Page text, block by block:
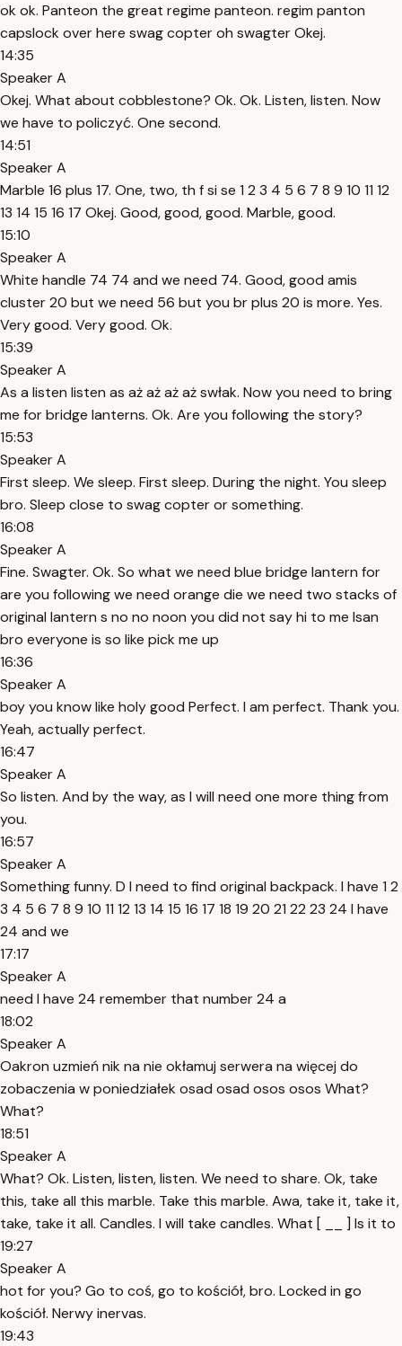
ok ok. Panteon the great regime panteon. regim panton
capslock over here swag copter oh swagter Okej.
14:35
Speaker A
Okej. What about cobblestone? Ok. Ok. Listen, listen. Now
we have to policzyć. One second.
14:51
Speaker A
Marble 16 plus 17. One, two, th f si se 1 2 3 4 5 6 7 8 9 10 11 12
13 14 15 16 17 Okej. Good, good, good. Marble, good.
15:10
Speaker A
White handle 74 74 and we need 74. Good, good amis
cluster 20 but we need 56 but you br plus 20 is more. Yes.
Very good. Very good. Ok.
15:39
Speaker A
As a listen listen as aż aż aż aż swłak. Now you need to bring
me for bridge lanterns. Ok. Are you following the story?
15:53
Speaker A
First sleep. We sleep. First sleep. During the night. You sleep
bro. Sleep close to swag copter or something.
16:08
Speaker A
Fine. Swagter. Ok. So what we need blue bridge lantern for
are you following we need orange die we need two stacks of
original lantern s no no noon you did not say hi to me Isan
bro everyone is so like pick me up
16:36
Speaker A
boy you know like holy good Perfect. I am perfect. Thank you.
Yeah, actually perfect.
16:47
Speaker A
So listen. And by the way, as I will need one more thing from
you.
16:57
Speaker A
Something funny. D I need to find original backpack. I have 1 2
3 4 5 6 7 8 9 10 11 12 13 14 15 16 17 18 19 20 21 22 23 24 I have
24 and we
17:17
Speaker A
need I have 24 remember that number 24 a
18:02
Speaker A
Oakron uzmień nik na nie okłamuj serwera na więcej do
zobaczenia w poniedziałek osad osad osos osos What?
What?
18:51
Speaker A
What? Ok. Listen, listen, listen. We need to share. Ok, take
this, take all this marble. Take this marble. Awa, take it, take it,
take, take it all. Candles. I will take candles. What [ __ ] Is it to
19:27
Speaker A
hot for you? Go to coś, go to kościół, bro. Locked in go
kościół. Nerwy inervas.
19:43